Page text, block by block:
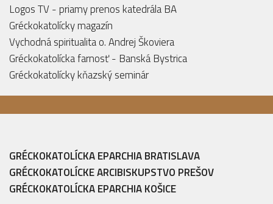
Logos TV - priamy prenos katedrála BA
Gréckokatolícky magazín
Vychodná spiritualita o. Andrej Škoviera
Gréckokatolícka farnosť - Banská Bystrica
Gréckokatolícky kňazský seminár
GRÉCKOKATOLÍCKA EPARCHIA BRATISLAVA
GRÉCKOKATOLÍCKE ARCIBISKUPSTVO PREŠOV
GRÉCKOKATOLÍCKA EPARCHIA KOŠICE